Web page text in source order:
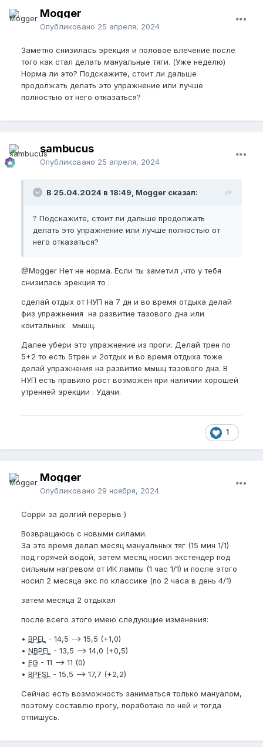
Mogger
Опубликовано 25 апреля, 2024
Заметно снизилась эрекция и половое влечение после
того как стал делать мануальные тяги. (Уже неделю)
Норма ли это? Подскажите, стоит ли дальше
продолжать делать это упражнение или лучше
полностью от него отказаться?
sambucus
Опубликовано 25 апреля, 2024
В 25.04.2024 в 18:49, Mogger сказал:
? Подскажите, стоит ли дальше продолжать
делать это упражнение или лучше полностью от
него отказаться?
@Mogger Нет не норма. Если ты заметил ,что у тебя
снизилась эрекция то :
сделай отдых от НУП на 7 дн и во время отдыха делай
физ упражнения на развитие тазового дна или
коитальных мышц.
Далее убери это упражнение из проги. Делай трен по
5+2 то есть 5трен и 2отдых и во время отдыха тоже
делай упражнения на развитие мышц тазового дна. В
НУП есть правило рост возможен при наличии хорошей
утренней эрекции . Удачи.
1
Mogger
Опубликовано 29 ноября, 2024
Сорри за долгий перерыв )
Возвращаюсь с новыми силами.
За это время делал месяц мануальных тяг (15 мин 1/1)
под горячей водой, затем месяц носил экстендер под
сильным нагревом от ИК лампы (1 час 1/1) и после этого
носил 2 месяца экс по классике (по 2 часа в день 4/1)
затем месяца 2 отдыхал
после всего этого имею следующие изменения:
• BPEL
- 14,5 —> 15,5 (+1,0)
• NBPEL
- 13,5 —> 14,0 (+0,5)
• EG - 11 —> 11 (0)
• BPFSL - 15,5 —> 17,7 (+2,2)
Сейчас есть возможность заниматься только мануалом,
поэтому составлю прогу, поработаю по ней и тогда
отпишусь.